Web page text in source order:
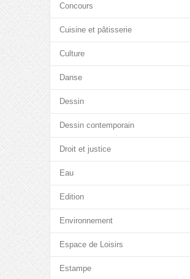
Concours
Cuisine et pâtisserie
Culture
Danse
Dessin
Dessin contemporain
Droit et justice
Eau
Edition
Environnement
Espace de Loisirs
Estampe